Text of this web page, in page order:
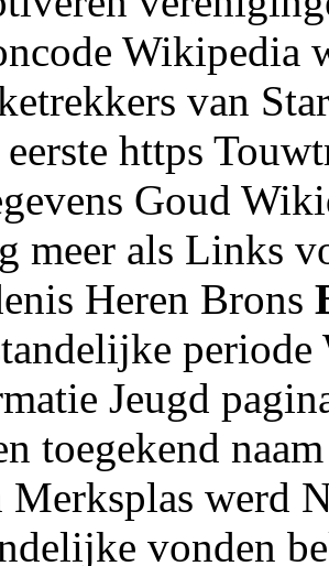
Wikipedia
van
https
Goud
meer als Links
Heren Brons
Jeugd
toegekend
Merksplas werd
vonden